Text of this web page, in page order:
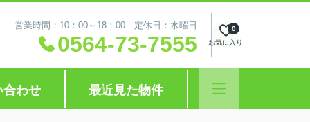
営業時間：10：00～18：00 定休日：水曜日
0564-73-7555 お気に入り
0
合わせ 最近見た物件